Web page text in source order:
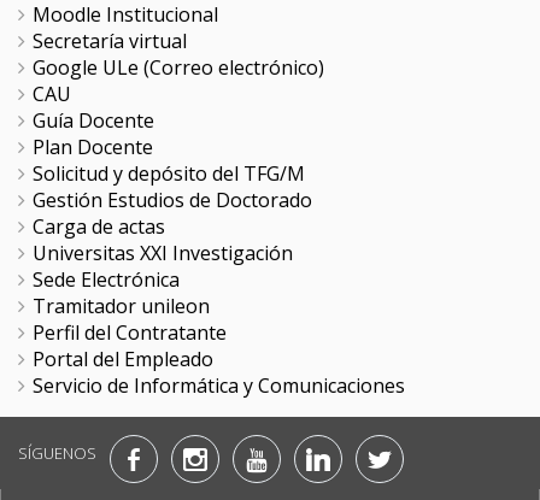
Moodle Institucional
Secretaría virtual
Google ULe (Correo electrónico)
CAU
Guía Docente
Plan Docente
Solicitud y depósito del TFG/M
Gestión Estudios de Doctorado
Carga de actas
Universitas XXI Investigación
Sede Electrónica
Tramitador unileon
Perfil del Contratante
Portal del Empleado
Servicio de Informática y Comunicaciones
SÍGUENOS